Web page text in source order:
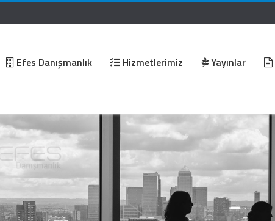
Efes Danışmanlık Hizmetlerimiz Yayınlar